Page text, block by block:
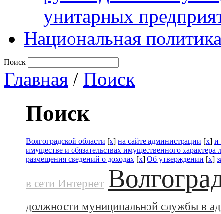
унитарных
Национальная политика
Поиск
Главная / Поиск
Поиск
Волгоградской области [x] на сайте администрации [x] и
имуществе и обязательствах имущественного характера
размещения сведений о доходах [x] Об утверждении [x]
в сети Интернет
должности муниципальной службы в